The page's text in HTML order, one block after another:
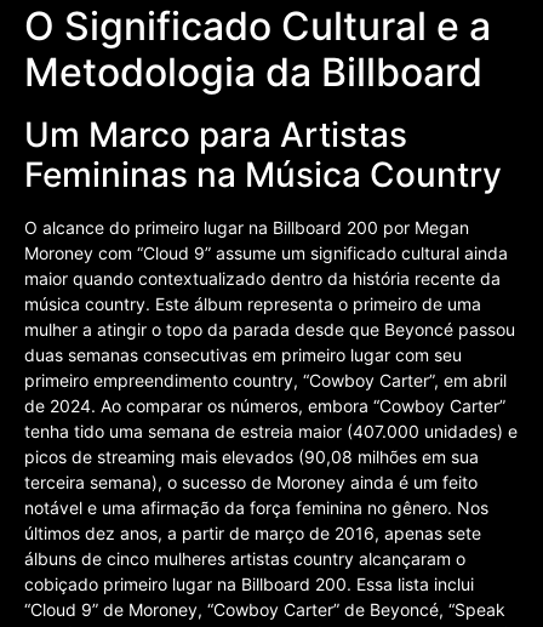
O Significado Cultural e a
Metodologia da Billboard
Um Marco para Artistas
Femininas na Música Country
O alcance do primeiro lugar na Billboard 200 por Megan
Moroney com “Cloud 9” assume um significado cultural ainda
maior quando contextualizado dentro da história recente da
música country. Este álbum representa o primeiro de uma
mulher a atingir o topo da parada desde que Beyoncé passou
duas semanas consecutivas em primeiro lugar com seu
primeiro empreendimento country, “Cowboy Carter”, em abril
de 2024. Ao comparar os números, embora “Cowboy Carter”
tenha tido uma semana de estreia maior (407.000 unidades) e
picos de streaming mais elevados (90,08 milhões em sua
terceira semana), o sucesso de Moroney ainda é um feito
notável e uma afirmação da força feminina no gênero. Nos
últimos dez anos, a partir de março de 2016, apenas sete
álbuns de cinco mulheres artistas country alcançaram o
cobiçado primeiro lugar na Billboard 200. Essa lista inclui
“Cloud 9” de Moroney, “Cowboy Carter” de Beyoncé, “Speak